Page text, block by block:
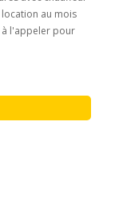
au mois
à l'appeler pour